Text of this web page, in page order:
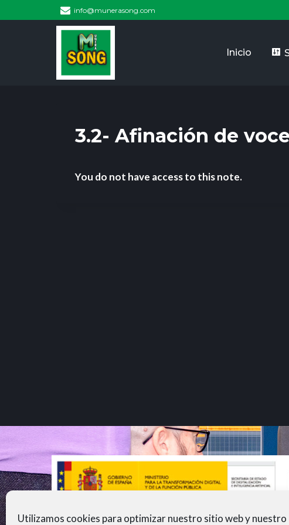
Utilizamos cookies para optimizar nuestro sitio web y nuestro
info@munerasong.com
Inicio
3.2- Afinación de
You do not have access to this note.